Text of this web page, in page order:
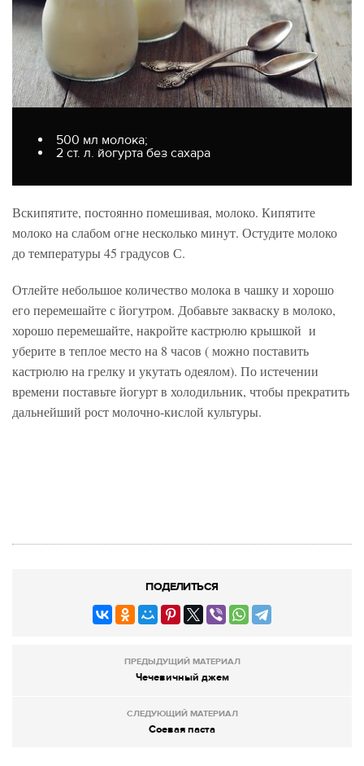
500 мл молока;
2 ст. л. йогурта без сахара
Вскипятите, постоянно помешивая, молоко. Кипятите
молоко на слабом огне несколько минут. Остудите молоко
до температуры 45 градусов С.
Отлейте небольшое количество молока в чашку и хорошо
его перемешайте с йогутром. Добавьте закваску в молоко,
хорошо перемешайте, накройте кастрюлю крышкой и
уберите в теплое место на 8 часов ( можно поставить
кастрюлю на грелку и укутать одеялом). По истечении
времени поставьте йогурт в холодильник, чтобы прекратить
дальнейший рост молочно-кислой культуры.
ПОДЕЛИТЬСЯ
ПРЕДЫДУЩИЙ МАТЕРИАЛ
Чечевичный джем
СЛЕДУЮЩИЙ МАТЕРИАЛ
Соевая паста